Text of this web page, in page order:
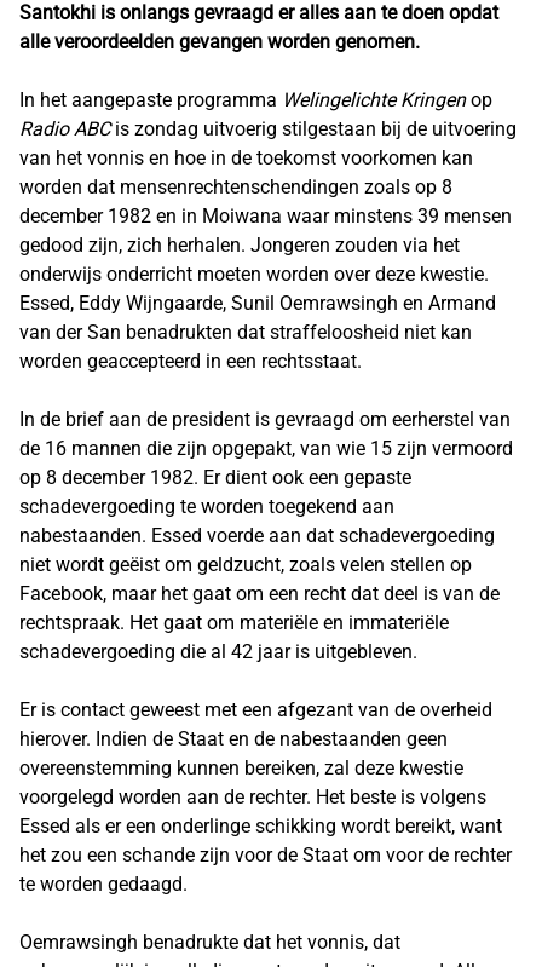
Santokhi is onlangs gevraagd er alles aan te doen opdat
alle veroordeelden gevangen worden genomen.
In het aangepaste programma Welingelichte Kringenop
Radio ABCis zondag uitvoerig stilgestaan bij de uitvoering
van het vonnis en hoe in de toekomst voorkomen kan
worden dat mensenrechtenschendingen zoals op 8
december 1982 en in Moiwana waar minstens 39 mensen
gedood zijn, zich herhalen. Jongeren zouden via het
onderwijs onderricht moeten worden over deze kwestie.
Essed, Eddy Wijngaarde, Sunil Oemrawsingh en Armand
van der San benadrukten dat straffeloosheid niet kan
worden geaccepteerd in een rechtsstaat.
In de brief aan de president is gevraagd om eerherstel van
de 16 mannen die zijn opgepakt, van wie 15 zijn vermoord
op 8 december 1982. Er dient ook een gepaste
schadevergoeding te worden toegekend aan
nabestaanden. Essed voerde aan dat schadevergoeding
niet wordt geëist om geldzucht, zoals velen stellen op
Facebook, maar het gaat om een recht dat deel is van de
rechtspraak. Het gaat om materiële en immateriële
schadevergoeding die al 42 jaar is uitgebleven.
Er is contact geweest met een afgezant van de overheid
hierover. Indien de Staat en de nabestaanden geen
overeenstemming kunnen bereiken, zal deze kwestie
voorgelegd worden aan de rechter. Het beste is volgens
Essed als er een onderlinge schikking wordt bereikt, want
het zou een schande zijn voor de Staat om voor de rechter
te worden gedaagd.
Oemrawsingh benadrukte dat het vonnis, dat